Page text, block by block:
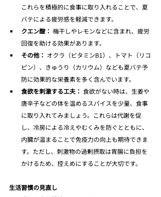
これらを積極的に食事に取り入れることで、夏
バテによる疲労感を軽減できます。
クエン酸： 梅干しやレモンなどに含まれ、疲労
回復を助ける効果があります。
その他： オクラ（ビタミンB1）、トマト（リコ
ピン）、きゅうり（カリウム）なども夏バテ予
防に効果的な栄養素を多く含んでいます。
食欲を刺激する工夫： 食欲がない時は、生姜や
唐辛子などの体を温めるスパイスを少量、食事
に取り入れてみましょう。これらは代謝を促
し、冷房による冷えやむくみを防ぐとともに、
内臓が温まることで免疫力の向上も期待できま
す。ただし、刺激物の過剰摂取は胃腸に負担を
かけるため、控えめにすることが大切です。
生活習慣の見直し